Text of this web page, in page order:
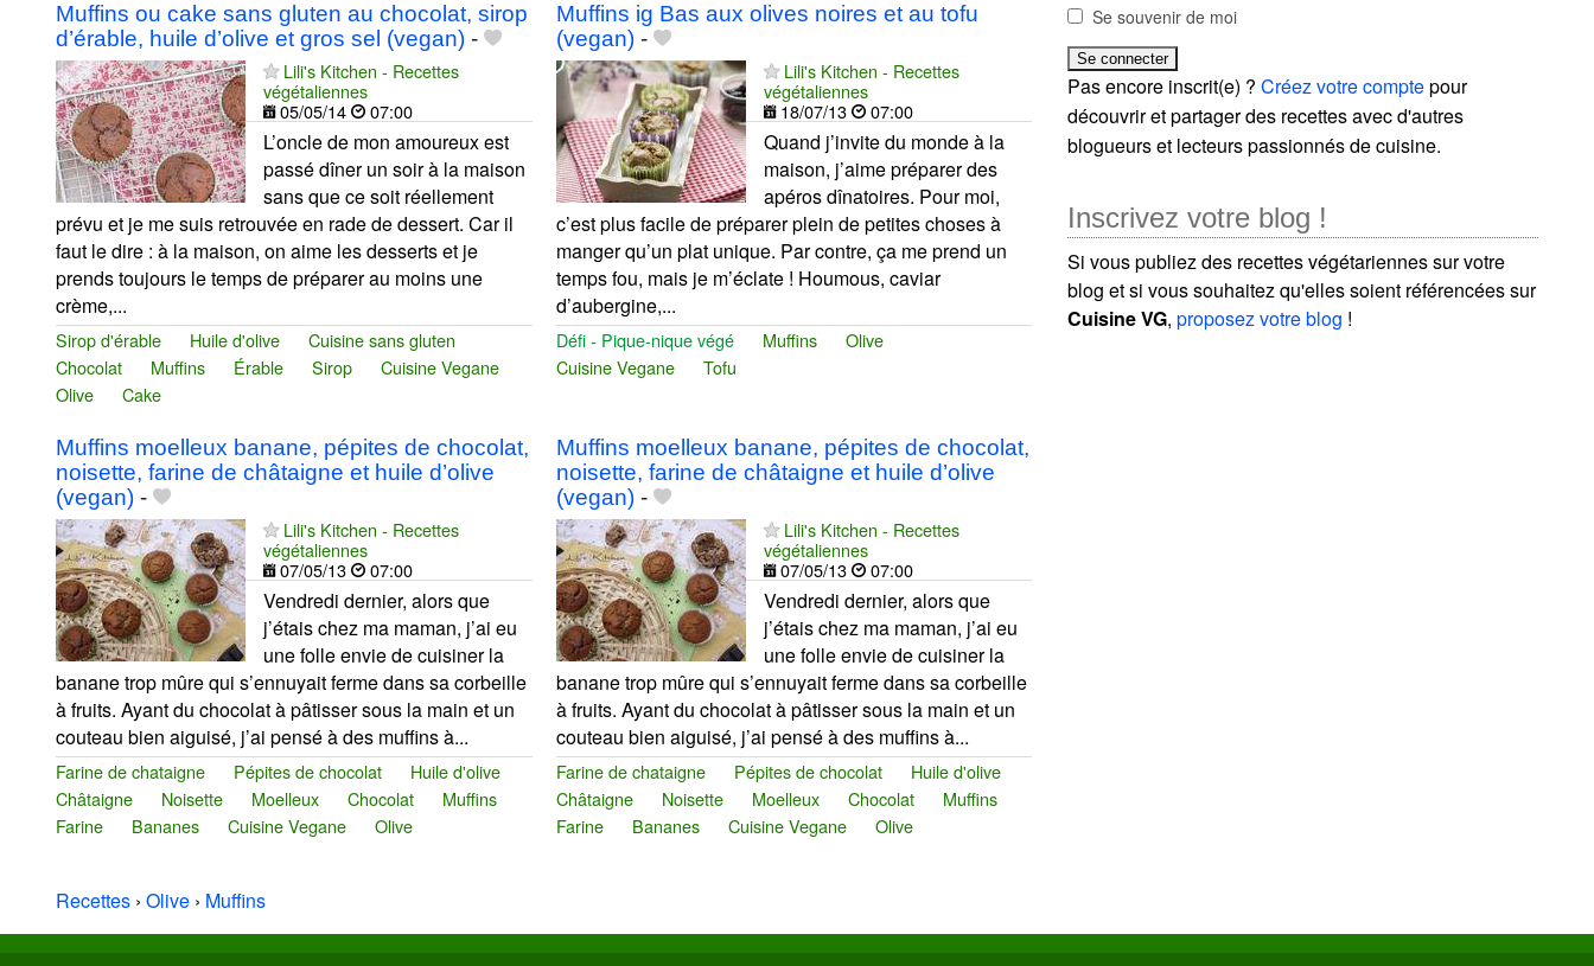
Muffins ou cake sans gluten au chocolat, sirop
d’érable, huile d’olive et gros sel (vegan) -
Lili's Kitchen - Recettes
végétaliennes
05/05/14
07:00
L’oncle de mon amoureux est
passé dîner un soir à la maison
sans que ce soit réellement
prévu et je me suis retrouvée en rade de dessert. Car il
faut le dire : à la maison, on aime les desserts et je
prends toujours le temps de préparer au moins une
crème,...
Sirop d'érable Huile d'olive
Cuisine sans gluten
Chocolat
Muffins Érable Sirop
Cuisine Vegane
Olive
Cake
Muffins ig Bas aux olives noires et au tofu
(vegan)-
Lili's Kitchen - Recettes
végétaliennes
18/07/13
07:00
Quand j’invite du monde à la
maison, j’aime préparer des
apéros dînatoires. Pour moi,
c’est plus facile de préparer plein de petites choses à
manger qu’un plat unique. Par contre, ça me prend un
temps fou, mais je m’éclate ! Houmous, caviar
d’aubergine,...
Défi - Pique-nique végé Muffins
Olive
Cuisine Vegane
Tofu
Muffins moelleux banane, pépites de chocolat,
noisette, farine de châtaigne et huile d’olive
(vegan) -
Lili's Kitchen - Recettes
végétaliennes
07/05/13
07:00
Vendredi dernier, alors que
j’étais chez ma maman, j’ai eu
une folle envie de cuisiner la
banane trop mûre qui s’ennuyait ferme dans sa corbeille
à fruits. Ayant du chocolat à pâtisser sous la main et un
couteau bien aiguisé, j’ai pensé à des muffins à...
Farine de chataigne Pépites de chocolat
Huile d'olive
Châtaigne
Noisette Moelleux Chocolat
Muffins
Farine
Bananes Cuisine Vegane Olive
Muffins moelleux banane, pépites de chocolat,
noisette, farine de châtaigne et huile d’olive
(vegan)-
Lili's Kitchen - Recettes
végétaliennes
07/05/13
07:00
Vendredi dernier, alors que
j’étais chez ma maman, j’ai eu
une folle envie de cuisiner la
banane trop mûre qui s’ennuyait ferme dans sa corbeille
à fruits. Ayant du chocolat à pâtisser sous la main et un
couteau bien aiguisé, j’ai pensé à des muffins à...
Farine de chataigne Pépites de chocolat
Huile d'olive
Châtaigne
Noisette Moelleux Chocolat
Muffins
Farine
Bananes Cuisine Vegane Olive
Recettes › Olive › Muffins
Se souvenir de moi
Pas encore inscrit(e) ?Créez votre comptepour
découvrir et partager des recettes avec d'autres
blogueurs et lecteurs passionnés de cuisine.
Inscrivez votre blog !
Si vous publiez des recettes végétariennes sur votre
blog et si vous souhaitez qu'elles soient référencées sur
Cuisine VG,proposez votre blog !